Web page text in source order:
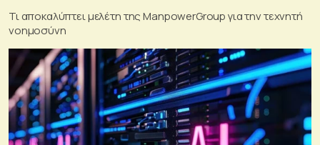
Τι αποκαλύπτει μελέτη της ManpowerGroup για την τεχνητή
νοημοσύνη